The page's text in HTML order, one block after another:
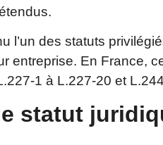
l’un des statuts
entreprise. En France,
1 à L.227-20 et
statut